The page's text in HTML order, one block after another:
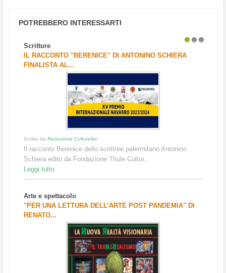
POTREBBERO INTERESSARTI
Scritture
IL RACCONTO "BERENICE" DI ANTONINO SCHIERA
FINALISTA AL...
Scritto da Redazione Culturelite
Il racconto Berenice dello scrittore palermitano Antonino
Schiera edito da Fondazione Thule Cultur...
Leggi tutto
Arte e spettacolo
"PER UNA LETTURA DELL’ARTE POST PANDEMIA" DI
RENATO...